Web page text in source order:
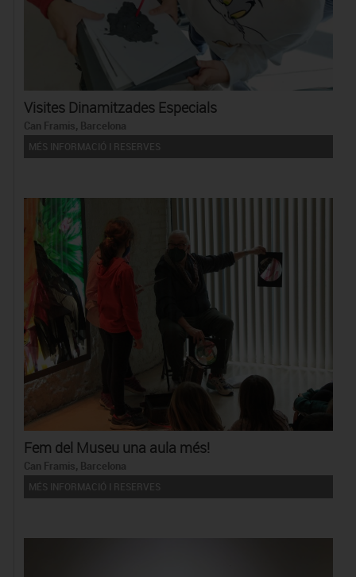
Visites Dinamitzades Especials
Can Framis, Barcelona
MÉS INFORMACIÓ I RESERVES
Fem del Museu una aula més!
Can Framis, Barcelona
MÉS INFORMACIÓ I RESERVES